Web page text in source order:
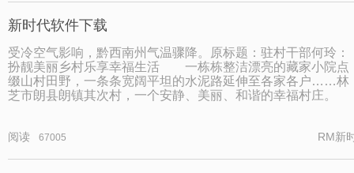
新时代软件下载
受冷空气影响，黔西南州气温骤降。原标题：驻村干部何玲：
扮靓美丽乡村乐享幸福生活 一栋栋整洁漂亮的藏家小院点
缀山村田野，一条条宽阔平坦的水泥路延伸至各家各户……林
芝市朗县朗镇其次村，一个安静、美丽、和谐的幸福村庄。
阅读 67005 RM新